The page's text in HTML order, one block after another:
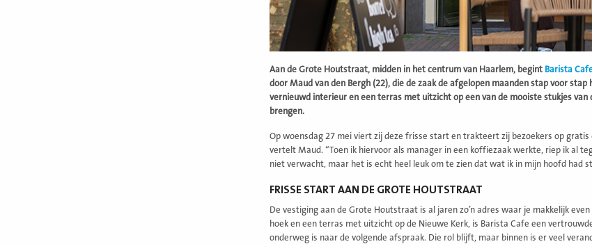
Aan de Grote Houtstraat, midden in het centrum van Haarlem, begint Barista
door Maud van den Bergh (22), die de zaak de afgelopen maanden stap voor
vernieuwd interieur en een terras met uitzicht op een van de mooiste stukjes
brengen.
Op woensdag 27 mei viert zij deze frisse start en trakteert zij bezoekers op gratis
vertelt Maud. “Toen ik hiervoor als manager in een koffiezaak werkte, riep ik al
niet verwacht, maar het is echt heel leuk om te zien dat wat ik in mijn hoofd had
FRISSE START AAN DE GROTE HOUTSTRAAT
De vestiging aan de Grote Houtstraat is al jaren zo’n adres waar je makkelijk
hoek en een terras met uitzicht op de Nieuwe Kerk, is Barista Cafe een
onderweg is naar de volgende afspraak. Die rol blijft, maar binnen is er veel